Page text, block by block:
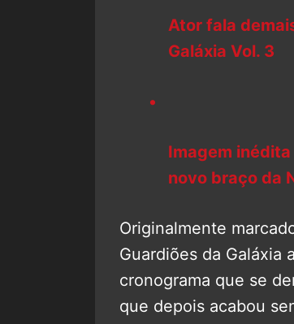
Ator fala
Galáxia Vol. 3
Imagem
novo braço da
Originalmente
Guardiões da Galáxia
cronograma que se
que depois acabou